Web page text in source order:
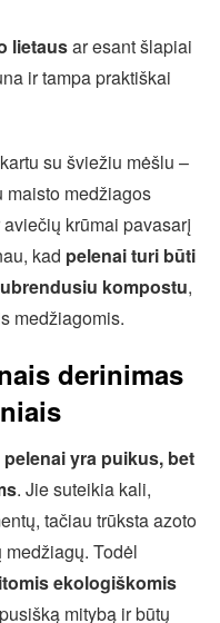
lietausar esant šlapiai
ir tampa praktiškai
su šviežiu mėšlu –
maisto medžiagos
krūmai pavasarį
kad pelenai turi būti
kompostu,
medžiagomis.
derinimas
pelenai yra puikus, bet
. Jie suteikia kali,
tačiau trūksta azoto
Todėl
ekologiškomis
mitybą ir būtų